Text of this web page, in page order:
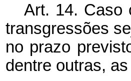
Art. 14. Caso
transgressões
no prazo
dentre outras,